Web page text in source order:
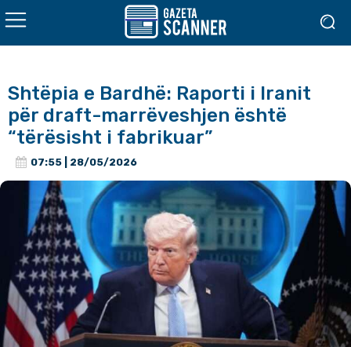
Shtëpia e Bardhë: Raporti i Iranit
për draft-marrëveshjen është
“tërësisht i fabrikuar”
07:55 | 28/05/2026